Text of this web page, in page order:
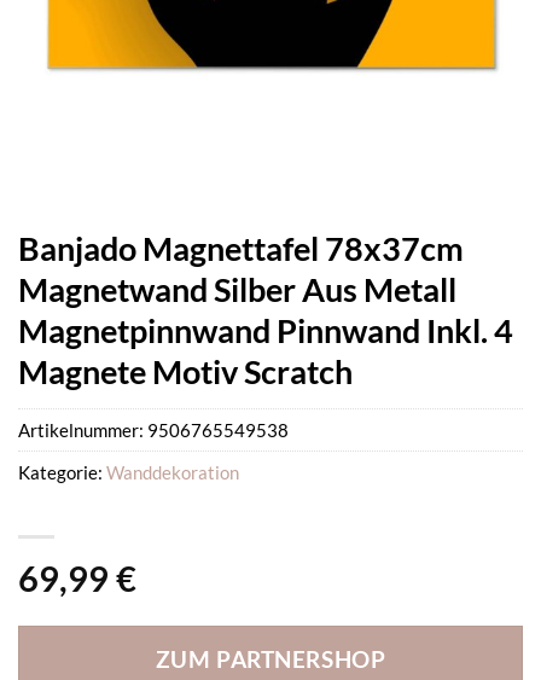
Banjado Magnettafel 78x37cm
Magnetwand Silber Aus Metall
Magnetpinnwand Pinnwand Inkl. 4
Magnete Motiv Scratch
69,99 €
ZUM PARTNERSHOP
Artikelnummer: 9506765549538
Kategorie: Wanddekoration